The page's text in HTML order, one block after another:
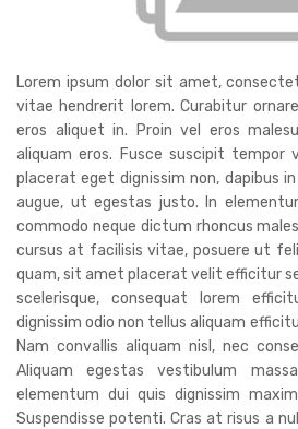
Lorem ipsum dolor sit amet,
vitae hendrerit lorem. Curabitur
eros aliquet in. Proin vel eros
aliquam eros. Fusce suscipit tempor
placerat eget dignissim non, dapibus
augue, ut egestas justo. In
commodo neque dictum rhoncus
cursus at facilisis vitae, posuere ut
quam, sit amet placerat velit efficitur
scelerisque, consequat lorem
dignissim odio non tellus aliquam
Nam convallis aliquam nisl, nec
Aliquam egestas vestibulum
elementum dui quis dignissim
Suspendisse potenti. Cras at risus a